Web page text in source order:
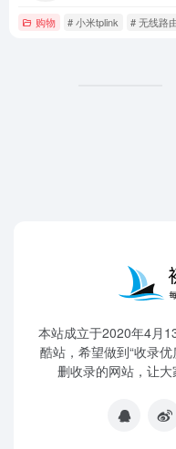
购物 # 小米tplink # 无线路
本站成立于2020年4月
酷站，希望做到“收录
删收录的网站，让